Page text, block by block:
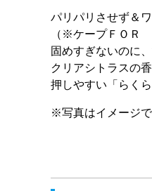
パリパリさせず＆
（※ケープＦＯＲ
固めすぎないのに
クリアシトラスの
押しやすい「らく
※写真はイメージで